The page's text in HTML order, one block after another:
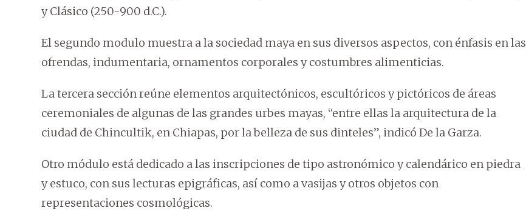
y Clásico (250-900 d.C.).
El segundo modulo muestra a la sociedad maya en sus diversos aspectos, con énfasis en las
ofrendas, indumentaria, ornamentos corporales y costumbres alimenticias.
La tercera sección reúne elementos arquitectónicos, escultóricos y pictóricos de áreas
ceremoniales de algunas de las grandes urbes mayas, “entre ellas la arquitectura de la
ciudad de Chincultik, en Chiapas, por la belleza de sus dinteles”, indicó De la Garza.
Otro módulo está dedicado a las inscripciones de tipo astronómico y calendárico en piedra
y estuco, con sus lecturas epigráficas, así como a vasijas y otros objetos con
representaciones cosmológicas.